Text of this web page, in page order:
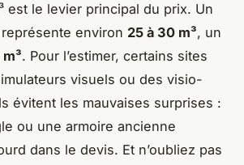
est le levier principal du prix. Un
environ 25 à 30 m³, un
. Pour l’estimer, certains sites
visuels ou des visio-
évitent les mauvaises surprises :
ou une armoire ancienne
dans le devis. Et n’oubliez pas